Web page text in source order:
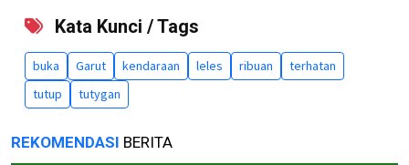
Kata Kunci / Tags
buka Garut kendaraan leles ribuan
terhatan
tutup
tutygan
REKOMENDASI BERITA